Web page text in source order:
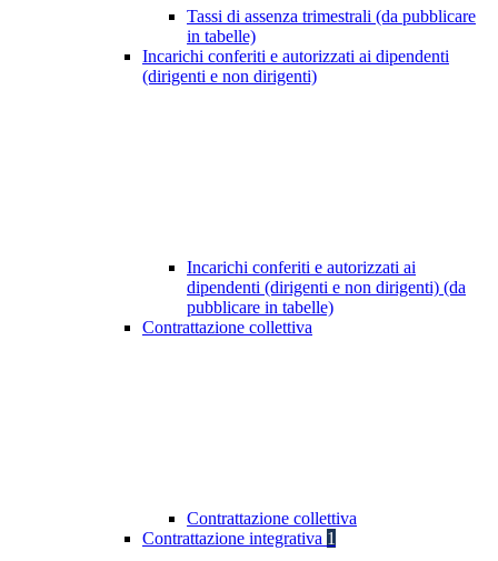
Tassi di assenza trimestrali (da pubblicare
in tabelle)
Incarichi conferiti e autorizzati ai dipendenti
(dirigenti e non dirigenti)
Incarichi conferiti e autorizzati ai
dipendenti (dirigenti e non dirigenti) (da
pubblicare in tabelle)
Contrattazione collettiva
Contrattazione collettiva
Contrattazione integrativa 1